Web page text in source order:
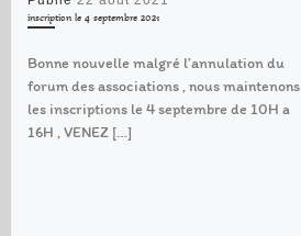
inscription le 4 septembre 2021
Bonne nouvelle malgré l’annulation du
forum des associations , nous maintenons
les inscriptions le 4 septembre de 10H a
16H , VENEZ […]